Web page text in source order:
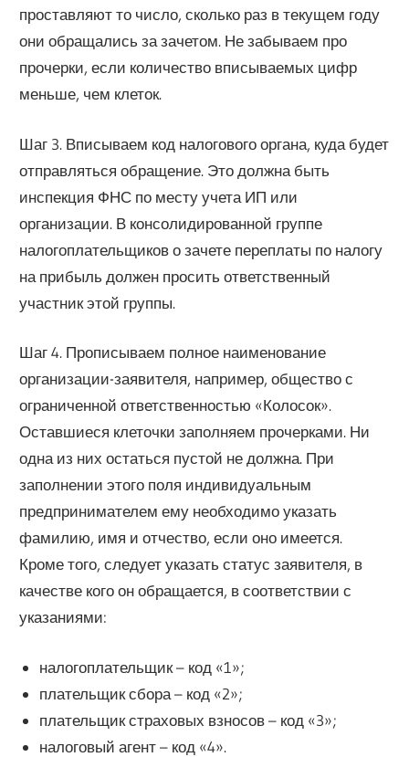
проставляют то число, сколько раз в текущем году
они обращались за зачетом. Не забываем про
прочерки, если количество вписываемых цифр
меньше, чем клеток.
Шаг 3. Вписываем код налогового органа, куда будет
отправляться обращение. Это должна быть
инспекция ФНС по месту учета ИП или
организации. В консолидированной группе
налогоплательщиков о зачете переплаты по налогу
на прибыль должен просить ответственный
участник этой группы.
Шаг 4. Прописываем полное наименование
организации-заявителя, например, общество с
ограниченной ответственностью «Колосок».
Оставшиеся клеточки заполняем прочерками. Ни
одна из них остаться пустой не должна. При
заполнении этого поля индивидуальным
предпринимателем ему необходимо указать
фамилию, имя и отчество, если оно имеется.
Кроме того, следует указать статус заявителя, в
качестве кого он обращается, в соответствии с
указаниями:
налогоплательщик – код «1»;
плательщик сбора – код «2»;
плательщик страховых взносов – код «3»;
налоговый агент – код «4».